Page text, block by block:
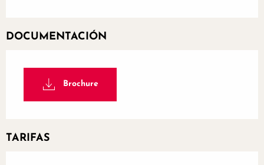
DOCUMENTACIÓN
Brochure
TARIFAS